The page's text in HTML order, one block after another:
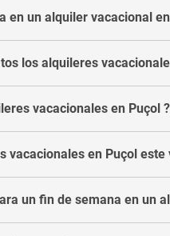
en un alquiler vacacional
los alquileres
vacacionales en Puçol ?
vacacionales en Puçol este
un fin de semana en un